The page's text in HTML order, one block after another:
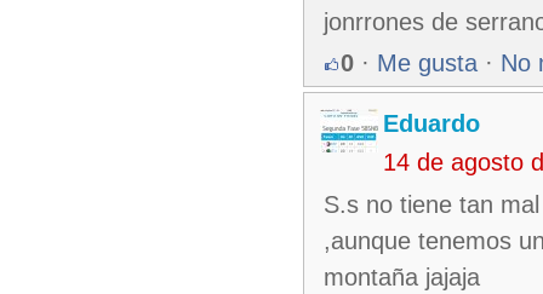
jonrrones de
0 · Me gusta · No
Eduardo
14 de agosto
S.s no tiene tan
,aunque tenemos
montaña jajaja